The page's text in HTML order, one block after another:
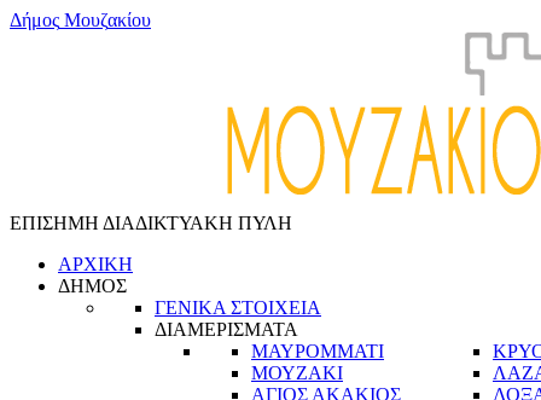
Δήμος Μουζακίου
ΕΠΙΣΗΜΗ ΔΙΑΔΙΚΤΥΑΚΗ ΠΥΛΗ
ΑΡΧΙΚΗ
ΔΗΜΟΣ
ΓΕΝΙΚΑ ΣΤΟΙΧΕΙΑ
ΔΙΑΜΕΡΙΣΜΑΤΑ
ΜΑΥΡΟΜΜΑΤΙ
ΜΟΥΖΑΚΙ
ΑΓΙΟΣ ΑΚΑΚΙΟΣ